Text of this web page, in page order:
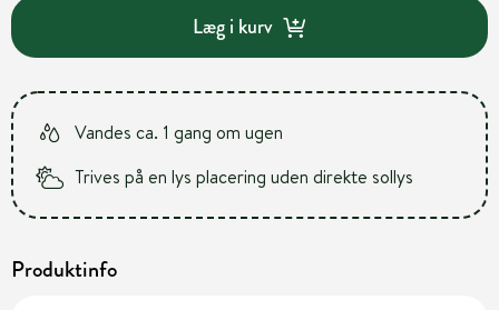
Læg i kurv
Vandes ca. 1 gang om ugen
Trives på en lys placering uden direkte sollys
Produktinfo